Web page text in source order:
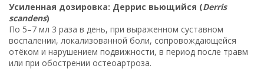
Усиленная дозировка: Деррис вьющийся (Derris
scandens)
По 5–7 мл 3 раза в день, при выраженном суставном
воспалении, локализованной боли, сопровождающейся
отёком и нарушением подвижности, в период после травм
или при обострении остеоартроза.